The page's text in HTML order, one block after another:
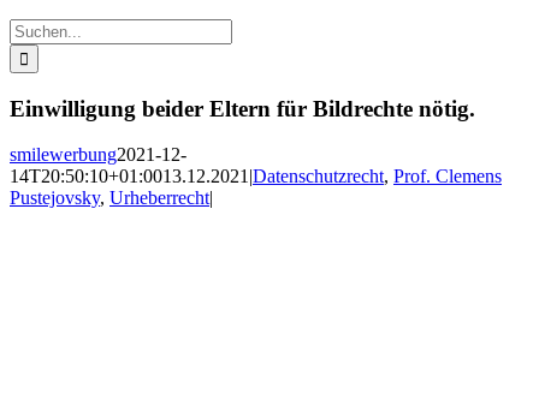
Suche
nach:
Einwilligung beider Eltern für Bildrechte nötig.
smilewerbung2021-12-
14T20:50:10+01:0013.12.2021|Datenschutzrecht, Prof. Clemens
Pustejovsky, Urheberrecht|